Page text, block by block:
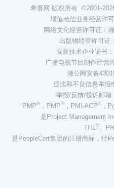
希赛网 版权所有 ©2001-
增值电信业务经营许
网络文化经营许可证：
出版物经营许可证
高新技术企业证书
广播电视节目制作经营
湘公网安备
违法和不良信息举报
举报/反馈/投诉邮箱
PMP®，PMP®，PMI-ACP®，
是Project Management
ITIL®、
是PeopleCert集团的注册商标，经